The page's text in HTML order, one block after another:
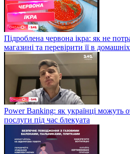
Підроблена червона ікра: як не
магазині та перевірити її в
Power Banking: як українці можуть
послуги під час блекуата